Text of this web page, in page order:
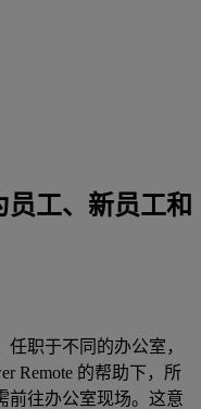
工、新员工和
职于不同的办公室，
Remote 的帮助下，所
前往办公室现场。这意